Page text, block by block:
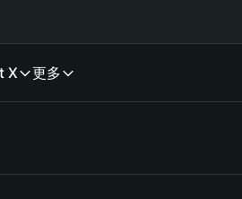
X 更多